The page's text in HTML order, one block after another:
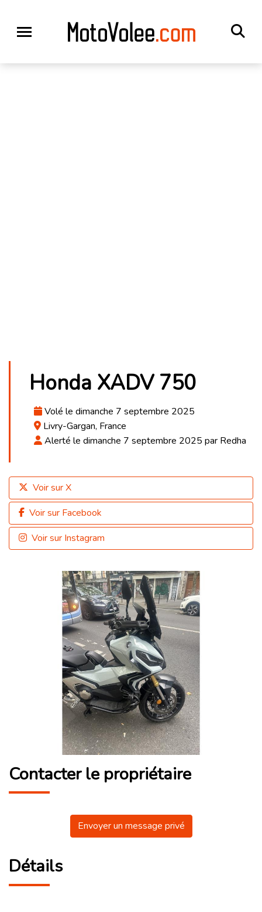
Honda XADV 750
Volé le dimanche 7 septembre 2025
Livry-Gargan, France
Alerté le dimanche 7 septembre 2025 par Redha
Voir sur X
Voir sur Facebook
Voir sur Instagram
Contacter le propriétaire
Envoyer un message privé
Détails